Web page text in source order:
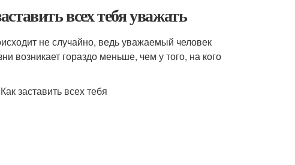
всех тебя уважать
не случайно, ведь уважаемый человек
возникает гораздо меньше, чем у того, на кого